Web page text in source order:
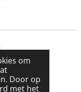
om
Door op
met het